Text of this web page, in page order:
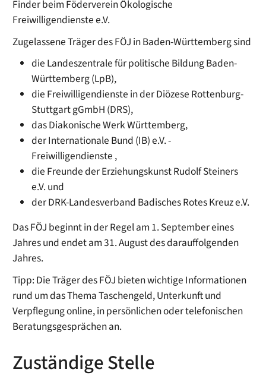
Finder beim Föderverein Ökologische
Freiwilligendienste e.V.
Zugelassene Träger des FÖJ in Baden-Württemberg sind
die Landeszentrale für politische Bildung Baden-
Württemberg (LpB),
die Freiwilligendienste in der Diözese Rottenburg-
Stuttgart gGmbH (DRS),
das Diakonische Werk Württemberg,
der Internationale Bund (IB) e.V. -
Freiwilligendienste ,
die Freunde der Erziehungskunst Rudolf Steiners
e.V. und
der DRK-Landesverband Badisches Rotes Kreuz e.V.
Das FÖJ beginnt in der Regel am 1. September eines
Jahres und endet am 31. August des darauffolgenden
Jahres.
Tipp: Die Träger des FÖJ bieten wichtige Informationen
rund um das Thema Taschengeld, Unterkunft und
Verpflegung online, in persönlichen oder telefonischen
Beratungsgesprächen an.
Zuständige Stelle